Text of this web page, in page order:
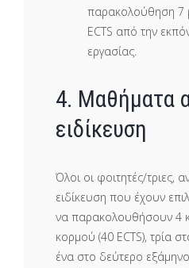
παρακολούθηση 7
ECTS από την
εργασίας.
4. Μαθήματα
ειδίκευση
Όλοι οι φοιτητές/τριες,
ειδίκευση που έχουν
να παρακολουθήσουν 4
κορμού (40 ECTS), τρία
ένα στο δεύτερο